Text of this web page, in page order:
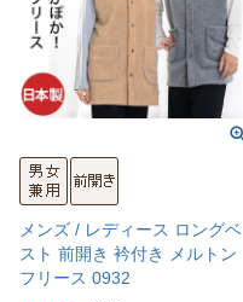
メンズ / レディース ロングベ
スト 前開き 衿付き メルトン
フリース 0932